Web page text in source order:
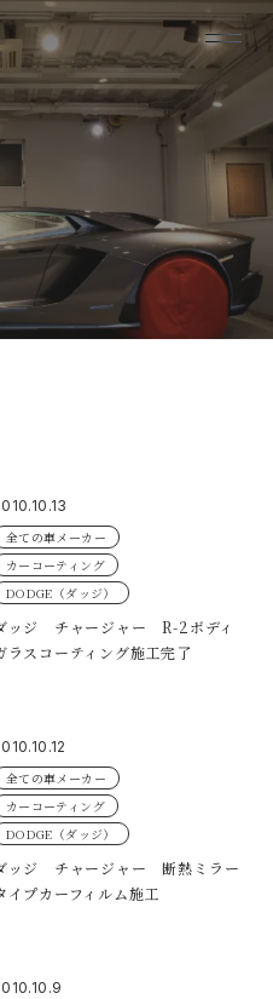
全ての車メーカー
カーコーティング
DODGE（ダッジ）
ッジ チャージャー R-2ボディ
ラスコーティング施工完了
全ての車メーカー
カーコーティング
DODGE（ダッジ）
ッジ チャージャー 断熱ミラー
イプカーフィルム施工